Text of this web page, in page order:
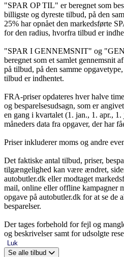
"SPAR OP TIL" er beregnet som
billigste og dyreste tilbud, på den
25% har opnået den markedsførte
for den radius, hvorfra tilbud er
"SPAR I GENNEMSNIT" og
beregnet som et samlet gennemsnit
på tilbud, på den samme
tilbud er indhentet.
FRA-priser opdateres hver halve
og besparelsesudsagn, som er
en gang i kvartalet (1. jan., 1. apr.,
måneders data fra opgaver, der har
Priser inkluderer moms og andre
Det faktiske antal tilbud, priser,
tilgængelighed kan være ændret,
autobutler.dk eller modtaget
mail, online eller offline kampagner
opgave på autobutler.dk for at se de
besparelser.
Der tages forbehold for fejl og
og beskrivelser samt for udsolgte
Luk
Se alle tilbud